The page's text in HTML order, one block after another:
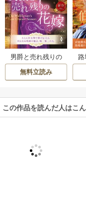
男爵と売れ残りの
花嫁
無料立読み
路
この作品を読んだ人はこ